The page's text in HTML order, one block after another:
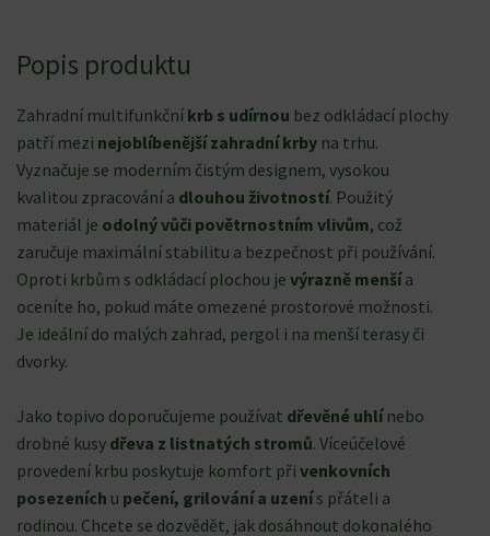
Popis produktu
Zahradní multifunkční krb s udírnou bez odkládací plochy
patří mezi nejoblíbenější zahradní krby na trhu.
Vyznačuje se moderním čistým designem, vysokou
kvalitou zpracování a dlouhou životností. Použitý
materiál je odolný vůči povětrnostním vlivům, což
zaručuje maximální stabilitu a bezpečnost při používání.
Oproti krbům s odkládací plochou je výrazně menšía
oceníte ho, pokud máte omezené prostorové možnosti.
Je ideální do malých zahrad, pergol i na menší terasy či
dvorky.
Jako topivo doporučujeme používat dřevěné uhlínebo
drobné kusy dřeva z listnatých stromů. Víceúčelové
provedení krbu poskytuje komfort při venkovních
posezeních u pečení, grilování a uzenís přáteli a
rodinou. Chcete se dozvědět, jak dosáhnout dokonalého